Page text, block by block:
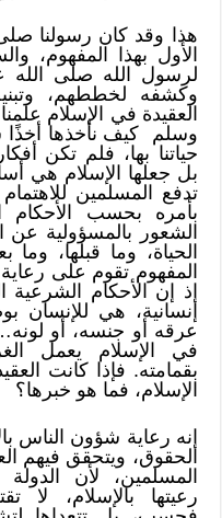
هذا وقد كان رسولنا
الأول بهذا المفهوم،
لرسول الله صلى الله
وكشفه لخططهم،
العقيدة في الإسلام
وسلم كيف نأخذها أخذًا
حياتنا بها، فلم تكن
بل جعلها الإسلام هي
تدفع المسلمين
بأمره بحسب الأحكام
الشعور بالمسؤولية عن
الحياة، وما قبلها، وما
المفهوم تقوم على
إذ إن الأحكام الشرعية
إنسانية، هي للإنسان
عرقه أو جنسه، أو
في الإسلام يعمل
بقمامته. فإذا كانت
الإسلام، فما هو خبرها؟
إنه رعاية شؤون الناس
الحقوق، ويتحقق فيهم
المسلمين، لأن
رعيتها بالإسلام، لا